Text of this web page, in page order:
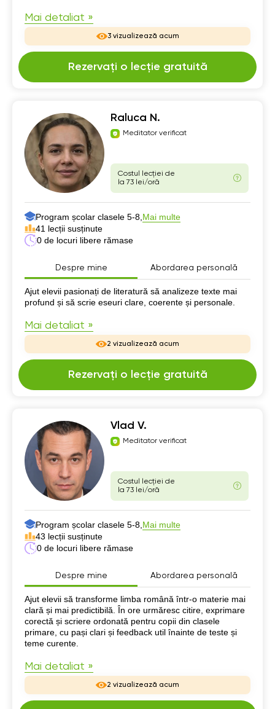
Mai detaliat »
3 vizualizează acum
Rezervați o lecție gratuită
Raluca N.
Meditator verificat
Costul lecției de
la 73 lei/oră
Program școlar clasele 5-8, Mai multe
41 lecții susținute
0 de locuri libere rămase
Despre mine Abordarea personală
Despre mine
Ajut elevii pasionați de literatură să analizeze texte mai
profund și să scrie eseuri clare, coerente și personale.
Mai detaliat »
2 vizualizează acum
Rezervați o lecție gratuită
Vlad V.
Meditator verificat
Costul lecției de
la 73 lei/oră
Program școlar clasele 5-8, Mai multe
43 lecții susținute
0 de locuri libere rămase
Despre mine Abordarea personală
Despre mine
Ajut elevii să transforme limba română într-o materie mai
clară și mai predictibilă. În ore urmăresc citire, exprimare
corectă și scriere ordonată pentru copii din clasele
primare, cu pași clari și feedback util înainte de teste și
teme curente.
Mai detaliat »
2 vizualizează acum